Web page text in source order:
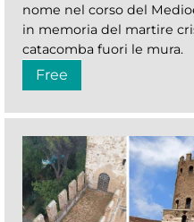
nome nel corso del
in memoria del martire
catacomba fuori le mura.
Free